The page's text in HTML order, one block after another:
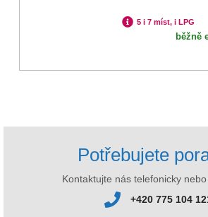
5 i 7 míst, i LPG
běžně
Potřebujete
Kontaktujte nás telefonicky nebo
+420 775 104